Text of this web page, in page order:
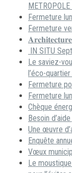
Fermeture
Fermeture
IN SITU
Le saviez-
l’éco-
Fermeture
Fermeture
Chèque
Besoin
Une œuvre
Enquête
Vœux
Le